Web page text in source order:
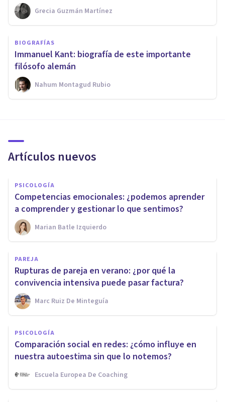
Grecia Guzmán Martínez
BIOGRAFÍAS
Immanuel Kant: biografía de este importante
filósofo alemán
Nahum Montagud Rubio
Artículos nuevos
PSICOLOGÍA
Competencias emocionales: ¿podemos aprender
a comprender y gestionar lo que sentimos?
Marian Batle Izquierdo
PAREJA
Rupturas de pareja en verano: ¿por qué la
convivencia intensiva puede pasar factura?
Marc Ruiz De Minteguía
PSICOLOGÍA
Comparación social en redes: ¿cómo influye en
nuestra autoestima sin que lo notemos?
Escuela Europea De Coaching